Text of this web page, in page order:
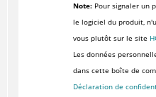
Note:Pour signaler un
le logiciel du produit,
vous plutôt sur le site
Les données
dans cette boîte de
Déclaration de